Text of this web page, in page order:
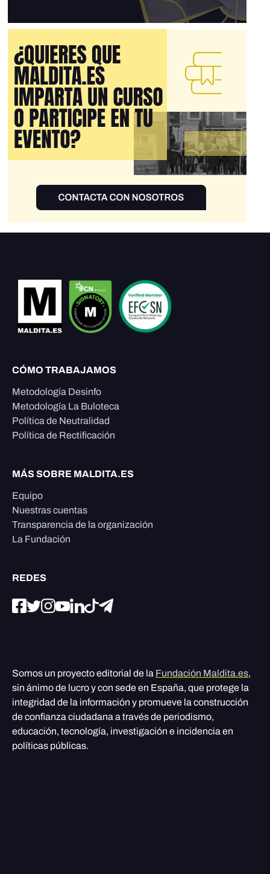
CÓMO TRABAJAMOS
Metodología Desinfo
Metodología La Buloteca
Política de Neutralidad
Política de Rectificación
MÁS SOBRE MALDITA.ES
Equipo
Nuestras cuentas
Transparencia de la organización
La Fundación
REDES
Somos un proyecto editorial de la Fundación Maldita.es,
sin ánimo de lucro y con sede en España, que protege la
integridad de la información y promueve la construcción
de confianza ciudadana a través de periodismo,
educación, tecnología, investigación e incidencia en
políticas públicas.